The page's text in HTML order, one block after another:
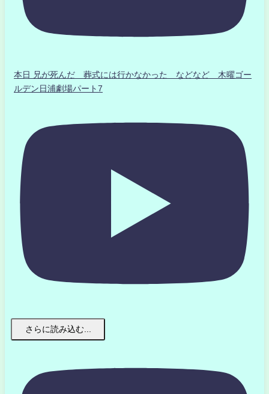
本日 兄が死んだ 葬式には行かなかった などなど 木曜ゴー
ルデン日浦劇場パート7
さらに読み込む...